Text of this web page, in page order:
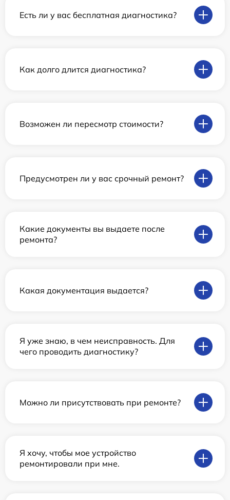
Есть ли у вас бесплатная диагностика?
Как долго длится диагностика?
Возможен ли пересмотр стоимости?
Предусмотрен ли у вас срочный ремонт?
Какие документы вы выдаете после
ремонта?
Какая документация выдается?
Я уже знаю, в чем неисправность. Для
чего проводить диагностику?
Можно ли присутствовать при ремонте?
Я хочу, чтобы мое устройство
ремонтировали при мне.